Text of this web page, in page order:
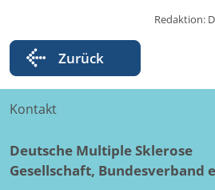
Redaktion:
Zurück
Kontakt
Deutsche Multiple Sklerose
Gesellschaft, Bundesverband